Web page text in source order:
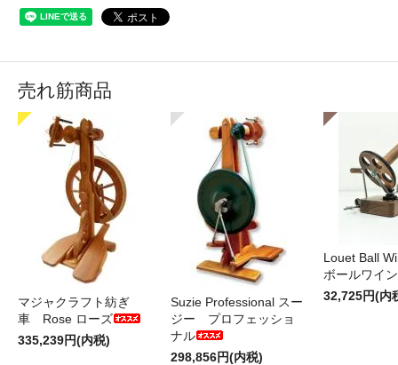
売れ筋商品
マジャクラフト紡ぎ
車 Rose ローズ
335,239円(内税)
Suzie Professional スー
ジー プロフェッショ
ナル
298,856円(内税)
Louet Ball
ボールワイ
32,725円(内